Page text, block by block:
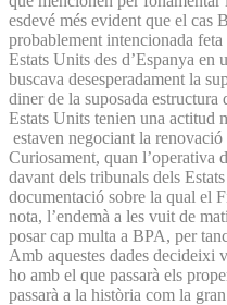
esdevé més evident que el cas
probablement intencionada
Estats Units des d’Espanya en
buscava desesperadament la
diner de la suposada
Estats Units tenien una actitud
estaven negociant la renovació
Curiosament, quan l’operativa
davant dels tribunals dels
documentació sobre la qual el
nota, l’endemà a les vuit de
posar cap multa a BPA, per
Amb aquestes dades decideixi
ho amb el que passarà els
passarà a la història com la